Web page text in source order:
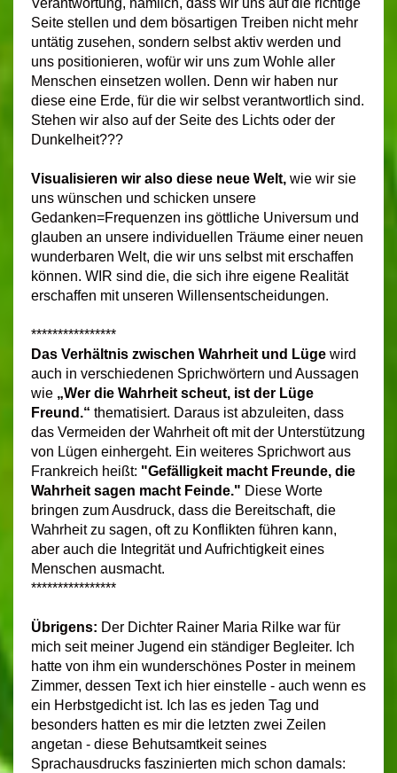
Verantwortung, nämlich, dass wir uns auf die richtige
Seite stellen und dem bösartigen Treiben nicht mehr
untätig zusehen, sondern selbst aktiv werden und
uns positionieren, wofür wir uns zum Wohle aller
Menschen einsetzen wollen. Denn wir haben nur
diese eine Erde, für die wir selbst verantwortlich sind.
Stehen wir also auf der Seite des Lichts oder der
Dunkelheit???
Visualisieren wir also diese neue Welt, wie wir sie
uns wünschen und schicken unsere
Gedanken=Frequenzen ins göttliche Universum und
glauben an unsere individuellen Träume einer neuen
wunderbaren Welt, die wir uns selbst mit erschaffen
können. WIR sind die, die sich ihre eigene Realität
erschaffen mit unseren Willensentscheidungen.
****************
Das Verhältnis zwischen Wahrheit und Lüge wird
auch in verschiedenen Sprichwörtern und Aussagen
wie „Wer die Wahrheit scheut, ist der Lüge
Freund.“ thematisiert. Daraus ist abzuleiten, dass
das Vermeiden der Wahrheit oft mit der Unterstützung
von Lügen einhergeht. Ein weiteres Sprichwort aus
Frankreich heißt: "Gefälligkeit macht Freunde, die
Wahrheit sagen macht Feinde." Diese Worte
bringen zum Ausdruck, dass die Bereitschaft, die
Wahrheit zu sagen, oft zu Konflikten führen kann,
aber auch die Integrität und Aufrichtigkeit eines
Menschen ausmacht.
****************
Übrigens: Der Dichter Rainer Maria Rilke war für
mich seit meiner Jugend ein ständiger Begleiter. Ich
hatte von ihm ein wunderschönes Poster in meinem
Zimmer, dessen Text ich hier einstelle - auch wenn es
ein Herbstgedicht ist. Ich las es jeden Tag und
besonders hatten es mir die letzten zwei Zeilen
angetan - diese Behutsamtkeit seines
Sprachausdrucks faszinierten mich schon damals: